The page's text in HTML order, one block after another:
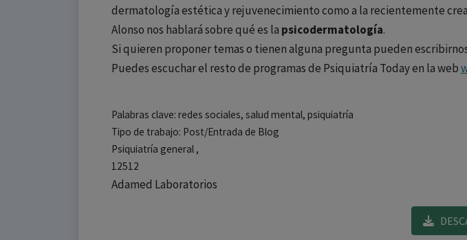
dermatología estética y rejuvenecimiento como a la recientemente
Alonso nos hablará sobre qué es la psicodermatología.
Si quieren proponer temas o tienen alguna pregunta pueden
Puedes escuchar el resto de programas de Psiquiatría Today en la web
Palabras clave: redes sociales, salud mental, psiquiatría
Tipo de trabajo: Post/Entrada de Blog
Psiquiatría general ,
12512
Adamed Laboratorios